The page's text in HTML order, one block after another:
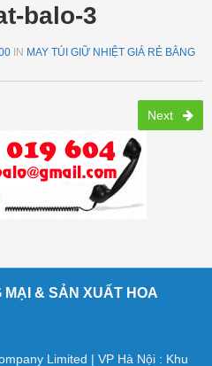
balo-3
IN MAY TÚI GIỮ NHIỆT GIÁ RẺ BẰNG
Next
MẠI & SẢN XUẤT HOA
Limited | VP Hà Nội : Khu